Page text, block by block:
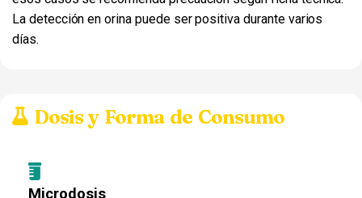
La detección en orina puede ser positiva durante varios
días.
Dosis y Forma de Consumo
Microdosis